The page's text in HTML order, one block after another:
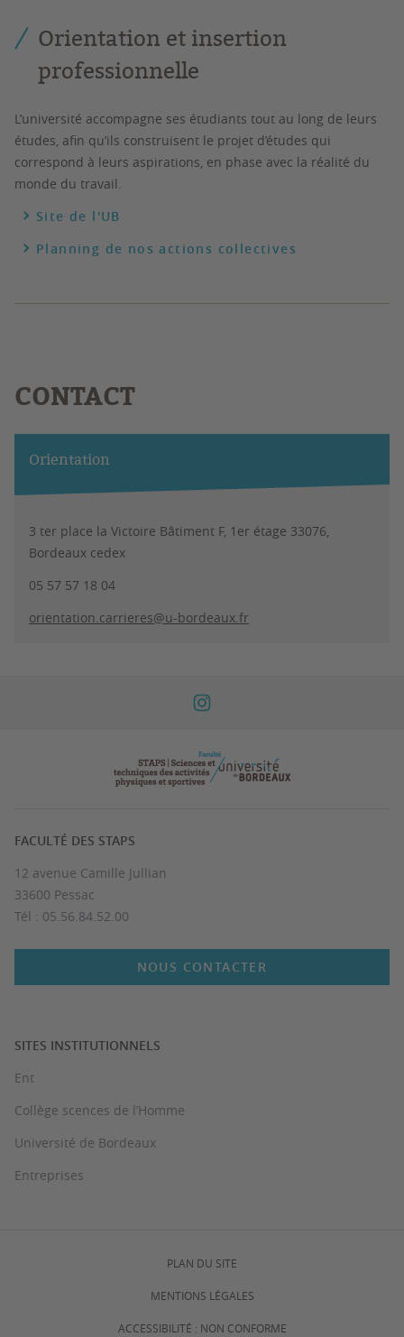
Orientation et insertion
professionnelle
L’université accompagne ses étudiants tout au long de leurs
études, afin qu’ils construisent le projet d’études qui
correspond à leurs aspirations, en phase avec la réalité du
monde du travail.
Site de l'UB
Planning de nos actions collectives
CONTACT
Orientation
3 ter place la Victoire Bâtiment F, 1er étage 33076,
Bordeaux cedex
05 57 57 18 04
orientation.carrieres@u-bordeaux.fr
FACULTÉ DES STAPS
12 avenue Camille Jullian
33600 Pessac
Tél : 05.56.84.52.00
NOUS CONTACTER
SITES INSTITUTIONNELS
Ent
Collège scences de l’Homme
Université de Bordeaux
Entreprises
PLAN DU SITE
MENTIONS LÉGALES
ACCESSIBILITÉ : NON CONFORME